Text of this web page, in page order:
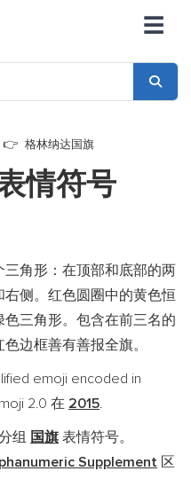
☰
格林纳达国旗
情符号
角形：在顶部和底部的两
侧。红色圆圈中的黄色恒
三角形。包含在前三名的
边框善有善报全旗。
emoji encoded in
2.0 在 2015.
组 国旗 表情符号。
Supplement 区